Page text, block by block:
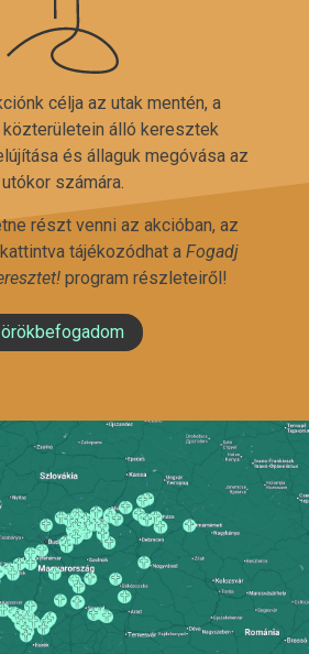
célja az utak mentén, a
álló keresztek
és állaguk megóvása az
utókor számára.
részt venni az akcióban, az
tájékozódhat a Fogadj
program részleteiről!
örökbefogadom